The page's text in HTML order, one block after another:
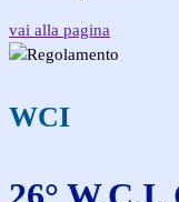
vai alla pagina
WCI